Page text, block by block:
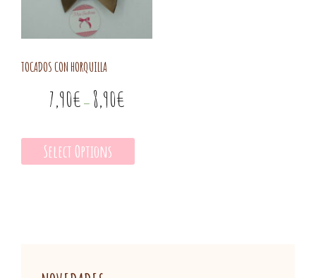
TOCADOS CON HORQUILLA
7,90€ – 8,90€
Select Options